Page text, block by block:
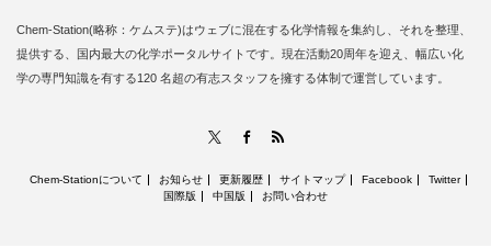
Chem-Station(略称：ケムステ)はウェブに混在する化学情報を集約し、それを整理、
提供する、国内最大の化学ポータルサイトです。現在活動20周年を迎え、幅広い化
学の専門知識を有する120 名超の有志スタッフを擁する体制で運営しています。
Facebook
Chem-Stationについて お知らせ 更新履歴 サイトマップ Facebook
Twitter
国際版
中国版 お問い合わせ